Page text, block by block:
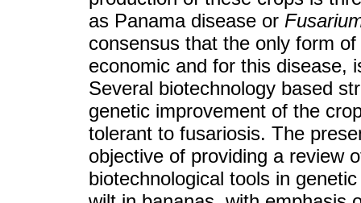
as Panama disease or
consensus that the only form
economic and for this disease,
Several biotechnology based
genetic improvement of the
tolerant to fusariosis. The
objective of providing a review
biotechnological tools in